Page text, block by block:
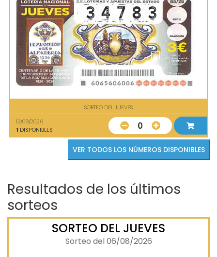
SORTEO DEL JUEVES
13/08/2026
1 DISPONIBLES 0
VER TODOS LOS NÚMEROS DISPONIBLES
Resultados de los últimos
sorteos
SORTEO DEL JUEVES
Sorteo del 06/08/2026